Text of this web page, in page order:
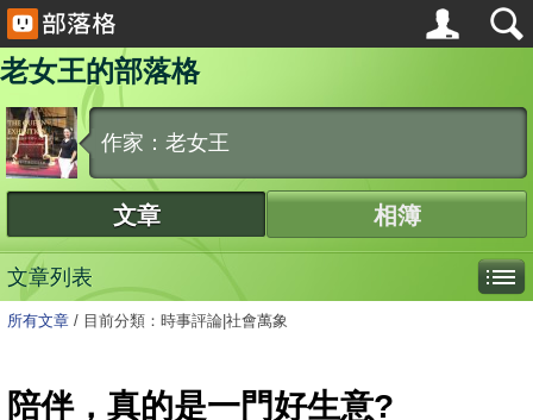
老女王的部落格
作家：老女王
文章 相簿
文章列表
所有文章 / 目前分類：時事評論|社會萬象
陪伴，真的是一門好生意?